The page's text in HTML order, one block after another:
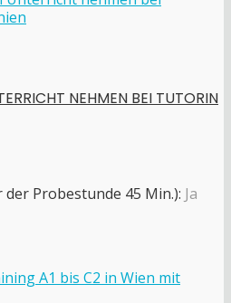
NEHMEN BEI TUTORIN
Probestunde 45 Min.): Ja